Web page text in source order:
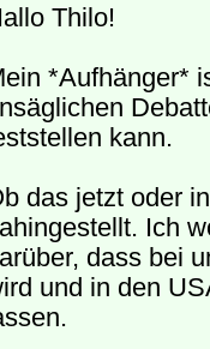
Thilo!
*Aufhänger*
kann.
das jetzt oder
Ich
dass bei
und in den